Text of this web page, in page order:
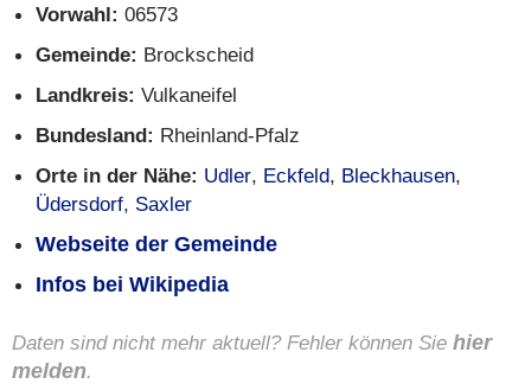
Vorwahl: 06573
Gemeinde: Brockscheid
Landkreis: Vulkaneifel
Bundesland: Rheinland-Pfalz
Orte in der Nähe: Udler, Eckfeld, Bleckhausen,
Üdersdorf, Saxler
Webseite der Gemeinde
Infos bei Wikipedia
Daten sind nicht mehr aktuell? Fehler können Sie hier
melden.